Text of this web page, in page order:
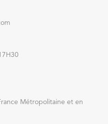
Métropolitaine et en